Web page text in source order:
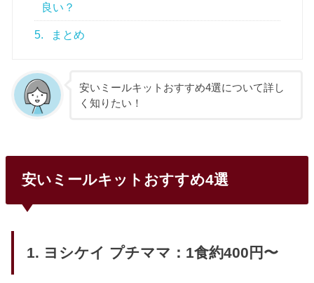
良い？
5. まとめ
安いミールキットおすすめ4選について詳し
く知りたい！
安いミールキットおすすめ4選
1. ヨシケイ プチママ：1食約400円〜